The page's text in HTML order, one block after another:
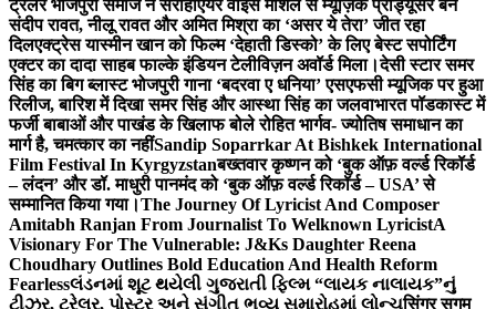
ट्रेलर भोजपुरी समाज ने सराहाएयर वाइस मार्शल से म्यूज़िक प्रोड्यूसर बने
संदीप रावत, नीलू रावत और अमित मिश्रा का ‘असर ये तेरा’ जीत रहा
दिलएक्ट्रेस यास्मीन खान को फिल्म ‘देहाती डिस्को’ के लिए बेस्ट सपोर्टिंग
एक्टर का दादा साहब फाल्के इंडियन टेलीविज़न अवॉर्ड मिला।देसी स्टार समर
सिंह का बिग ब्लास्ट भोजपुरी गाना ‘बदरवा ए धनिया’ एसएफसी म्यूजिक पर हुआ
रिलीज, बारिश में दिखा समर सिंह और आस्था सिंह का जलवाभारत पॉडकास्ट में
फर्जी बाबाओं और पाखंड के खिलाफ बोले रोहित भार्गव- ज्योतिष समाधान का
मार्ग है, चमत्कार का नहींSandip Soparrkar At Bishkek International
Film Festival In Kyrgyzstanबख्तवार कृष्णन को ‘बुक ऑफ़ वर्ल्ड रिकॉर्ड
– लंदन’ और डॉ. माधुरी पानमंद को ‘बुक ऑफ़ वर्ल्ड रिकॉर्ड – USA’ से
सम्मानित किया गया।The Journey Of Lyricist And Composer
Amitabh Ranjan From Journalist To Welknown LyricistA
Visionary For The Vulnerable: J&Ks Daughter Reena
Choudhary Outlines Bold Education And Health Reform
Fearlessલંડનમાં શૂટ થયેલી ગુજરાતી ફિલ્મ “લાયક નાલાયક”નું
ટીઝર, ટ્રેલર, પોસ્ટર અને સંગીત ભવ્ય સમારોહમાં લોન્ચसिंगर सुगम